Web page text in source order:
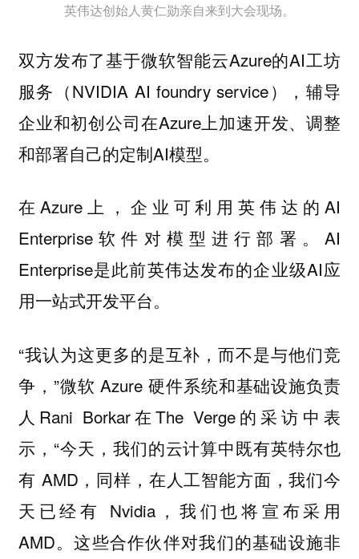
英伟达创始人黄仁勋亲自来到大会现场。
双方发布了基于微软智能云Azure的AI工坊
服务（NVIDIA AI foundry service），辅导
企业和初创公司在Azure上加速开发、调整
和部署自己的定制AI模型。
在Azure上，企业可利用英伟达的AI
Enterprise软件对模型进行部署。AI
Enterprise是此前英伟达发布的企业级AI应
用一站式开发平台。
“我认为这更多的是互补，而不是与他们竞
争，”微软 Azure 硬件系统和基础设施负责
人Rani Borkar在The Verge的采访中表
示，“今天，我们的云计算中既有英特尔也
有 AMD，同样，在人工智能方面，我们今
天已经有 Nvidia，我们也将宣布采用
AMD。这些合作伙伴对我们的基础设施非